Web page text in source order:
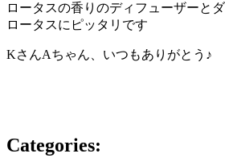
ロータスの香りのディフューザーと
ロータスにピッタリです
KさんAちゃん、いつもありがとう♪
Categories: